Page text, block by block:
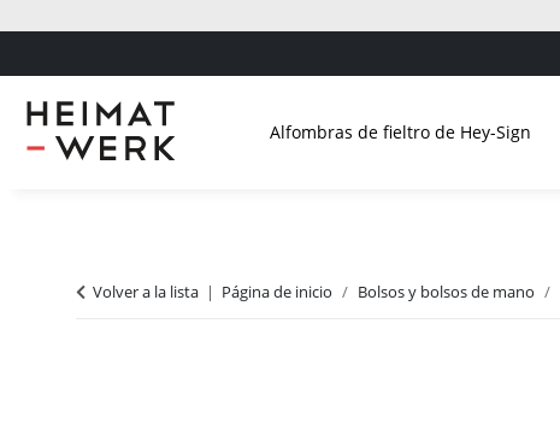
Alfombras de fieltro de Hey-Sign
Volver a la lista Página de inicio Bolsos y bolsos de mano